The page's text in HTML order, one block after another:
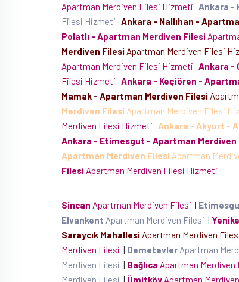
Apartman Merdiven Filesi Hizmeti Ankara -
Filesi Hizmeti Ankara - Nallıhan -
Polatlı - Apartman Merdiven Filesi
Merdiven Filesi Apartman Merdiven Filesi
Apartman Merdiven Filesi Hizmeti Ankara -
Filesi Hizmeti Ankara - Keçiören -
Mamak - Apartman Merdiven Filesi
Merdiven Filesi Apartman Merdiven Filesi
Merdiven Filesi Hizmeti
Ankara - Akyurt -
Ankara - Etimesgut - Apartman Merdiven
Apartman Merdiven Filesi Apartman
Filesi Apartman Merdiven Filesi Hizmeti
Sincan Apartman Merdiven Filesi |
Elvankent Apartman Merdiven Filesi |
Saraycık Mahallesi Apartman Merdiven
Merdiven Filesi | Demetevler Apartman
Merdiven Filesi | Bağlıca Apartman Merdiven
Merdiven Filesi | Ümitköy Apartman